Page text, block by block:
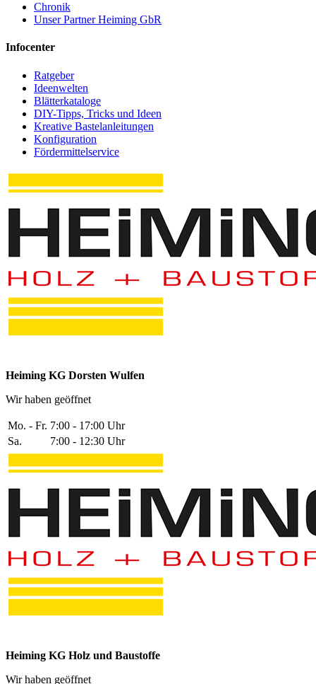
Chronik
Unser Partner Heiming GbR
Infocenter
Ratgeber
Ideenwelten
Blätterkataloge
DIY-Tipps, Tricks und Ideen
Kreative Bastelanleitungen
Konfiguration
Fördermittelservice
Heiming KG Dorsten Wulfen
Wir haben geöffnet
Mo. - Fr. 7:00 - 17:00 Uhr
Sa.
7:00 - 12:30 Uhr
Heiming KG Holz und Baustoffe
Wir haben geöffnet